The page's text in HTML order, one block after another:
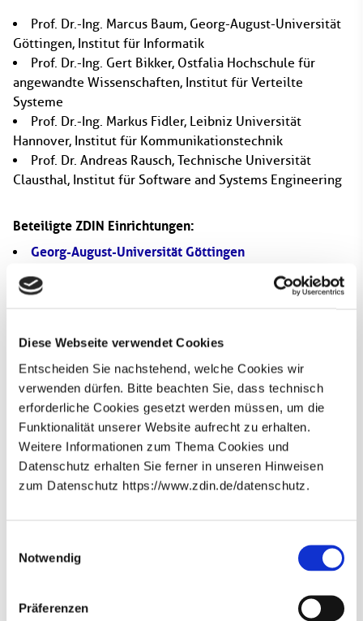
Diese Webseite verwendet Cookies
Entscheiden Sie nachstehend, welche Cookies wir
verwenden dürfen. Bitte beachten Sie, dass technisch
erforderliche Cookies gesetzt werden müssen, um die
Funktionalität unserer Website aufrecht zu erhalten.
Weitere Informationen zum Thema Cookies und
Datenschutz erhalten Sie ferner in unseren Hinweisen
zum Datenschutz https://www.zdin.de/datenschutz.
Notwendig
Präferenzen
Prof. Dr.-Ing. Marcus Baum, Georg-August-Universität
Göttingen, Institut für Informatik
Prof. Dr.-Ing. Gert Bikker, Ostfalia Hochschule für
angewandte Wissenschaften, Institut für Verteilte
Systeme
Prof. Dr.-Ing. Markus Fidler, Leibniz Universität
Hannover, Institut für Kommunikationstechnik
Prof. Dr. Andreas Rausch, Technische Universität
Clausthal, Institut für Software and Systems Engineering
Beteiligte ZDIN Einrichtungen:
Georg-August-Universität Göttingen
Leibniz Universität Hannover
Technische Universität Clausthal
Institute for Software and Systems Engineering
Beteiligte Wissenschaftler*innen:
Prof. Dr.-Ing. Gert Bikker(Ostfalia Hochschule für
angewandte Wissenschaften)
Datenschutzhinweise, die
Sie umfassend über unsere Datenverarbeitung und